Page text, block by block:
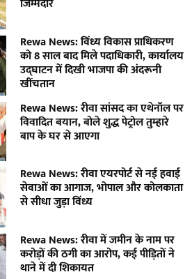
जिम्मेदार
Rewa News: विंध्य विकास प्राधिकरण
को 8 साल बाद मिले पदाधिकारी, कार्यालय
उद्घाटन में दिखी भाजपा की अंदरूनी
खींचतान
Rewa News: रीवा सांसद का एथेनॉल पर
विवादित बयान, बोले शुद्ध पेट्रोल तुम्हारे
बाप के घर से आएगा
Rewa News: रीवा एयरपोर्ट से नई हवाई
सेवाओं का आगाज, भोपाल और कोलकाता
से सीधा जुड़ा विंध्य
Rewa News: रीवा में जमीन के नाम पर
करोड़ों की ठगी का आरोप, कई पीड़ितों ने
थाने में दी शिकायत